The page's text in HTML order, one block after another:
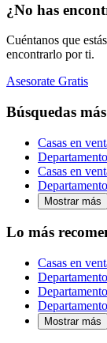
¿No has
Cuéntanos que
encontrarlo por ti.
Asesorate Gratis
Búsquedas
Casas en
Casas en
Mostrar más
Lo más
Casas en
Mostrar más